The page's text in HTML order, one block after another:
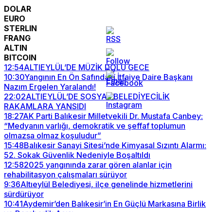
DOLAR
EURO
STERLIN
FRANG
ALTIN
BITCOIN
12:54ALTIEYLÜL’DE MÜZİK DOLU GECE
10:30Yangının En Ön Safındaki İtfaiye Daire Başkanı
Nazım Ergelen Yaralandı!
22:02ALTIEYLÜL’DE SOSYAL BELEDİYECİLİK
RAKAMLARA YANSIDI
18:27AK Parti Balıkesir Milletvekili Dr. Mustafa Canbey:
“Medyanın varlığı, demokratik ve şeffaf toplumun
olmazsa olmaz koşuludur”
15:48Balıkesir Sanayi Sitesi’nde Kimyasal Sızıntı Alarmı:
52. Sokak Güvenlik Nedeniyle Boşaltıldı
12:582025 yangınında zarar gören alanlar için
rehabilitasyon çalışmaları sürüyor
9:36Altıeylül Belediyesi, ilçe genelinde hizmetlerini
sürdürüyor
10:41Aydemir’den Balıkesir’in En Güçlü Markasına Birlik